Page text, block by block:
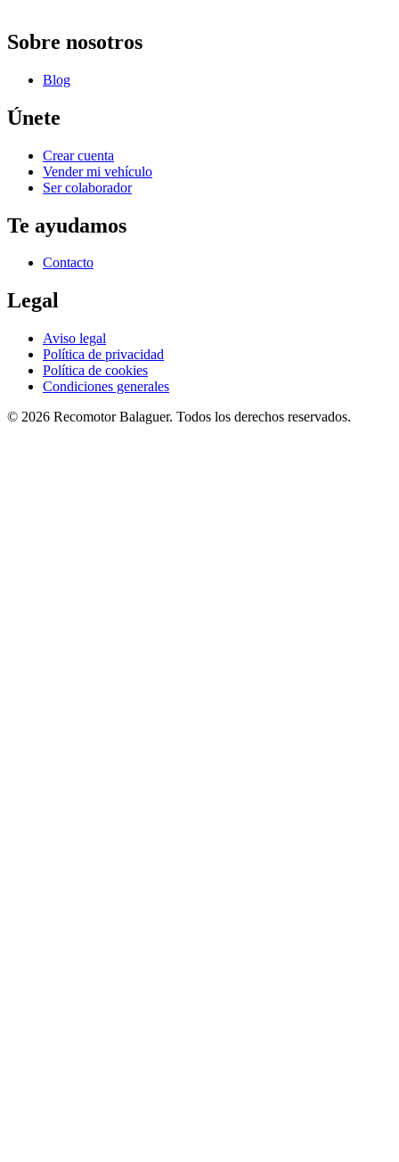
Sobre nosotros
Blog
Únete
Crear cuenta
Vender mi vehículo
Ser colaborador
Te ayudamos
Contacto
Legal
Aviso legal
Política de privacidad
Política de cookies
Condiciones generales
© 2026 RecomotorBalaguer. Todos los derechos reservados.